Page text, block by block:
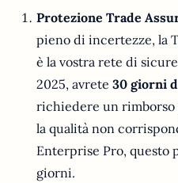
Protezione Trade
pieno di incertezze, la
è la vostra rete di
2025, avrete30 giorni
richiedere un
la qualità non
Enterprise Pro, questo
giorni.